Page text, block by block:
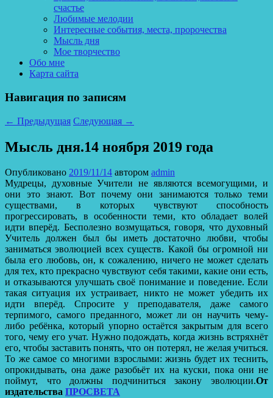
счастье
Любимые мелодии
Интересные события, места, пророчества
Мысль дня
Мое творчество
Обо мне
Карта сайта
Навигация по записям
← Предыдущая Следующая →
Мысль дня.14 ноября 2019 года
Опубликовано 2019/11/14 автором admin
Мудрецы, духовные Учители не являются всемогущими, и
они это знают. Вот почему они занимаются только теми
существами, в которых чувствуют способность
прогрессировать, в особенности теми, кто обладает волей
идти вперёд. Бесполезно возмущаться, говоря, что духовный
Учитель должен был бы иметь достаточно любви, чтобы
заниматься эволюцией всех существ. Какой бы огромной ни
была его любовь, он, к сожалению, ничего не может сделать
для тех, кто прекрасно чувствуют себя такими, какие они есть,
и отказываются улучшать своё понимание и поведение. Если
такая ситуация их устраивает, никто не может убедить их
идти вперёд. Спросите у преподавателя, даже самого
терпимого, самого преданного, может ли он научить чему-
либо ребёнка, который упорно остаётся закрытым для всего
того, чему его учат. Нужно подождать, когда жизнь встряхнёт
его, чтобы заставить понять, что он потерял, не желая учиться.
То же самое со многими взрослыми: жизнь будет их теснить,
опрокидывать, она даже разобьёт их на куски, пока они не
поймут, что должны подчиниться закону эволюции.От
издательства ПРОСВЕТА